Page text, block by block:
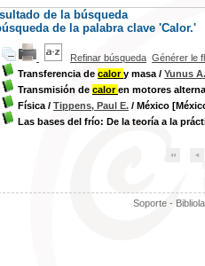
de la búsqueda
de la palabra clave 'Calor.'
Refinar búsqueda Générer le
Transferencia de calory masa / Yunus
Transmisión de caloren motores
Física / Tippens, Paul E. / México
Las bases del frío: De la teoría a la
Soporte -